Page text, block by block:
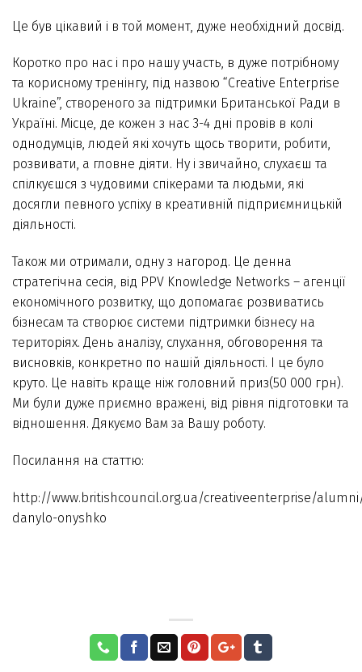
Це був цікавий і в той момент, дуже необхідний досвід.
Коротко про нас і про нашу участь, в дуже потрібному
та корисному тренінгу, під назвою “Creative Enterprise
Ukraine”, створеного за підтримки Британської Ради в
Україні. Місце, де кожен з нас 3-4 дні провів в колі
однодумців, людей які хочуть щось творити, робити,
розвивати, а гловне діяти. Ну і звичайно, слухаєш та
спілкуєшся з чудовими спікерами та людьми, які
досягли певного успіху в креативній підприємницькій
діяльності.
Також ми отримали, одну з нагород. Це денна
стратегічна сесія, від PPV Knowledge Networks – агенції
економічного розвитку, що допомагає розвиватись
бізнесам та створює системи підтримки бізнесу на
територіях. День аналізу, слухання, обговорення та
висновків, конкретно по нашій діяльності. І це було
круто. Це навіть краще ніж головний приз(50 000 грн).
Ми були дуже приємно вражені, від рівня підготовки та
відношення. Дякуємо Вам за Вашу роботу.
Посилання на статтю:
http://www.britishcouncil.org.ua/creativeenterprise/
danylo-onyshko